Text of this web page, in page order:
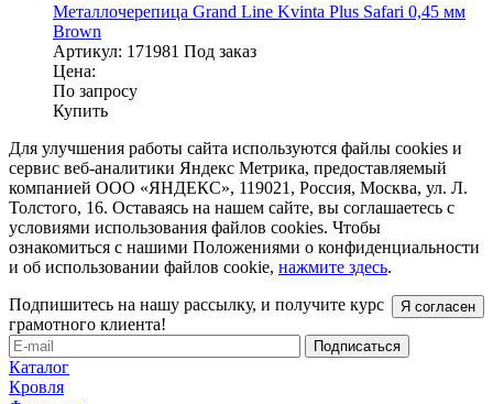
Металлочерепица Grand Line Kvinta Plus Safari 0,45 мм
Brown
Артикул: 171981 Под заказ
Цена:
По запросу
Купить
Для улучшения работы сайта используются файлы cookies и
сервис веб-аналитики Яндекс Метрика, предоставляемый
компанией ООО «ЯНДЕКС», 119021, Россия, Москва, ул. Л.
Толстого, 16. Оставаясь на нашем сайте, вы соглашаетесь с
условиями использования файлов cookies. Чтобы
ознакомиться с нашими Положениями о конфиденциальности
и об использовании файлов cookie, нажмите здесь.
Я согласен
Подпишитесь на нашу рассылку, и получите курс
грамотного клиента!
Каталог
Кровля